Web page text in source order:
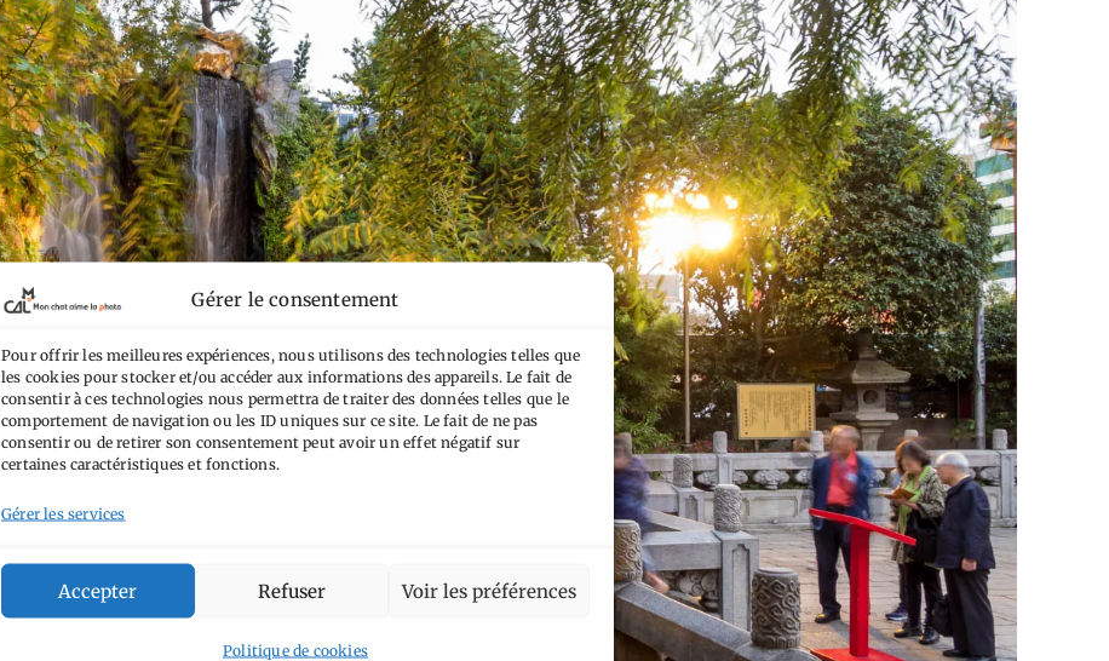
Gérer le consentement
Pour offrir les meilleures expériences, nous utilisons des technologies telles que
les cookies pour stocker et/ou accéder aux informations des appareils. Le fait de
consentir à ces technologies nous permettra de traiter des données telles que le
comportement de navigation ou les ID uniques sur ce site. Le fait de ne pas
consentir ou de retirer son consentement peut avoir un effet négatif sur
certaines caractéristiques et fonctions.
Gérer les services
Accepter Refuser Voir les préférences
Politique de cookies